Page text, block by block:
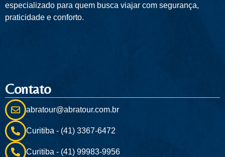
especializado para quem busca viajar com segurança,
praticidade e conforto.
Contato
abratour@abratour.com.br
Curitiba - (41) 3367-6472
Curitiba - (41) 99983-9956